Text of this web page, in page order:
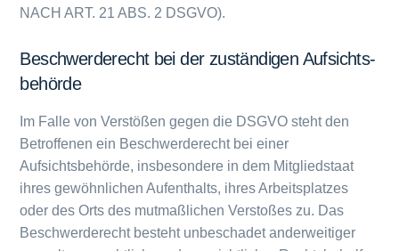
NACH ART. 21 ABS. 2 DSGVO).
Beschwerde­recht bei der zuständigen Aufsichts­
behörde
Im Falle von Verstößen gegen die DSGVO steht den
Betroffenen ein Beschwerderecht bei einer
Aufsichtsbehörde, insbesondere in dem Mitgliedstaat
ihres gewöhnlichen Aufenthalts, ihres Arbeitsplatzes
oder des Orts des mutmaßlichen Verstoßes zu. Das
Beschwerderecht besteht unbeschadet anderweitiger